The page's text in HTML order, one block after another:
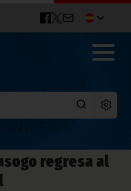
regresa al